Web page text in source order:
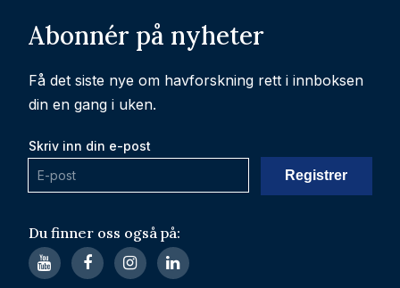
Du finner oss også på:
Abonnér på nyheter
Få det siste nye om havforskning rett i innboksen
din en gang i uken.
Skriv inn din e-post